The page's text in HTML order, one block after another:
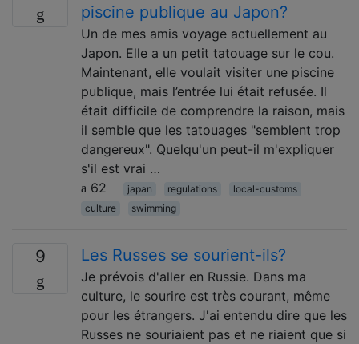
piscine publique au Japon?
Un de mes amis voyage actuellement au
Japon. Elle a un petit tatouage sur le cou.
Maintenant, elle voulait visiter une piscine
publique, mais l’entrée lui était refusée. Il
était difficile de comprendre la raison, mais
il semble que les tatouages ​​"semblent trop
dangereux". Quelqu'un peut-il m'expliquer
s'il est vrai …
62
japan regulations
local-customs
culture
swimming
9 Les Russes se sourient-ils?
Je prévois d'aller en Russie. Dans ma
culture, le sourire est très courant, même
pour les étrangers. J'ai entendu dire que les
Russes ne souriaient pas et ne riaient que si